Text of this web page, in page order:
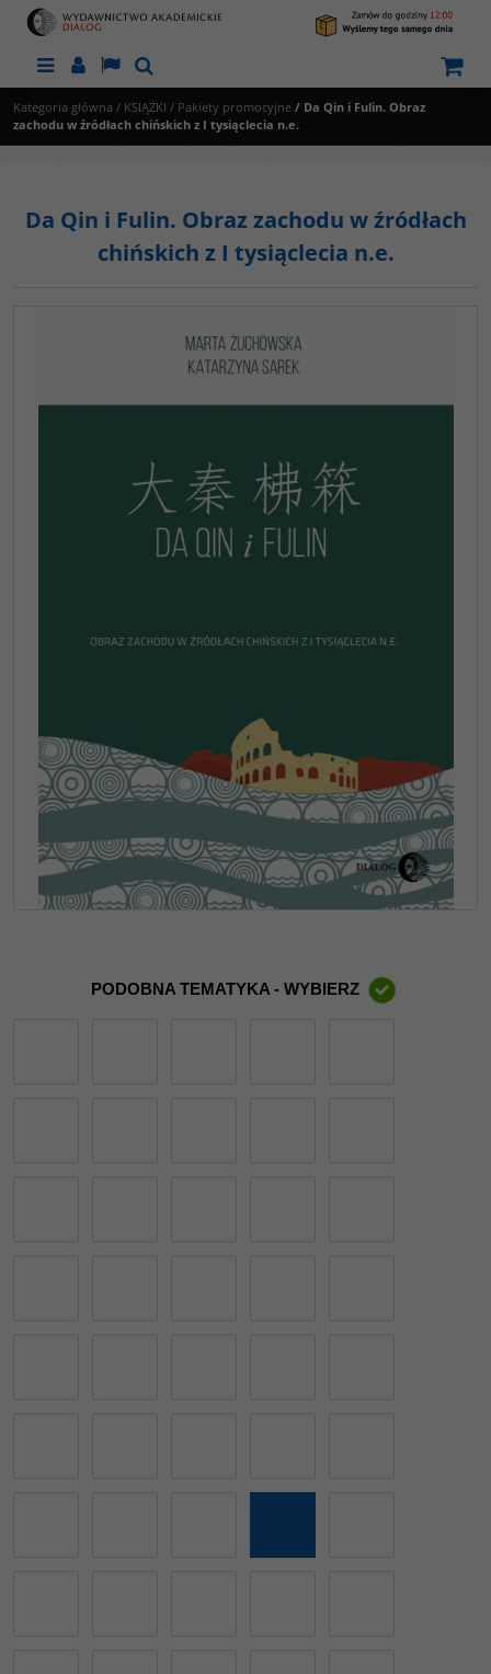
MenuPanelLangSzukaj
Kategoria główna / KSIĄŻKI / Pakiety promocyjne / Da Qin i Fulin. Obraz
zachodu w źródłach chińskich z I tysiąclecia n.e.
Da Qin i Fulin. Obraz zachodu w źródłach
chińskich z I tysiąclecia n.e.
PODOBNA TEMATYKA - WYBIERZ